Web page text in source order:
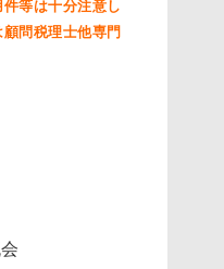
等は十分注意し
問税理士他専門